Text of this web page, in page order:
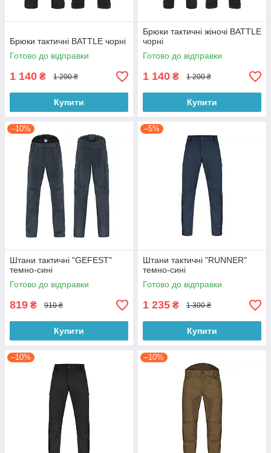
Брюки тактичні BATTLE чорні
Готово до відправки
1 140 ₴ 1 200 ₴
Купити
Брюки тактичні жіночі BATTLE
чорні
Готово до відправки
1 140 ₴ 1 200 ₴
Купити
–10%
Штани тактичні "GEFEST"
темно-сині
Готово до відправки
819 ₴ 910 ₴
Купити
–5%
Штани тактичні "RUNNER"
темно-сині
Готово до відправки
1 235 ₴ 1 300 ₴
Купити
–10% –10%